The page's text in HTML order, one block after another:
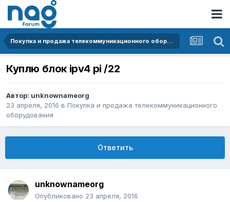
Покупка и продажа телекоммуникационного оборудования
Куплю блок ipv4 pi /22
Автор: unknownameorg
23 апреля, 2016 в Покупка и продажа телекоммуникационного
оборудования
Ответить
unknownameorg
Опубликовано 23 апреля, 2016